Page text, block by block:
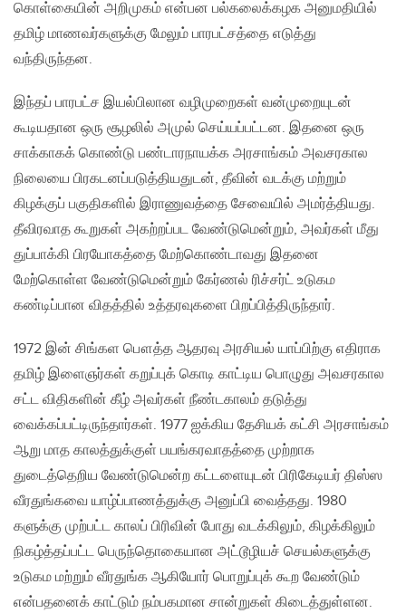
கொள்கையின் அறிமுகம் என்பன பல்கலைக்கழக அனுமதியில்
தமிழ் மாணவர்களுக்கு மேலும் பாரபட்சத்தை எடுத்து
வந்திருந்தன.
இந்தப் பாரபட்ச இயல்பிலான வழிமுறைகள் வன்முறையுடன்
கூடியதான ஒரு சூழலில் அமுல் செய்யப்பட்டன. இதனை ஒரு
சாக்காகக் கொண்டு பண்டாரநாயக்க அரசாங்கம் அவசரகால
நிலையை பிரகடனப்படுத்தியதுடன், தீவின் வடக்கு மற்றும்
கிழக்குப் பகுதிகளில் இராணுவத்தை சேவையில் அமர்த்தியது.
தீவிரவாத கூறுகள் அகற்றப்பட வேண்டுமென்றும், அவர்கள் மீது
துப்பாக்கி பிரயோகத்தை மேற்கொண்டாவது இதனை
மேற்கொள்ள வேண்டுமென்றும் கேர்ணல் ரிச்சர்ட் உடுகம
கண்டிப்பான விதத்தில் உத்தரவுகளை பிறப்பித்திருந்தார்.
1972 இன் சிங்கள பௌத்த ஆதரவு அரசியல் யாப்பிற்கு எதிராக
தமிழ் இளைஞர்கள் கறுப்புக் கொடி காட்டிய பொழுது அவசரகால
சட்ட விதிகளின் கீழ் அவர்கள் நீண்டகாலம் தடுத்து
வைக்கப்பட்டிருந்தார்கள். 1977 ஐக்கிய தேசியக் கட்சி அரசாங்கம்
ஆறு மாத காலத்துக்குள் பயங்கரவாதத்தை முற்றாக
துடைத்தெறிய வேண்டுமென்ற கட்டளையுடன் பிரிகேடியர் திஸ்ஸ
வீரதுங்கவை யாழ்ப்பாணத்துக்கு அனுப்பி வைத்தது. 1980
களுக்கு முற்பட்ட காலப் பிரிவின் போது வடக்கிலும், கிழக்கிலும்
நிகழ்த்தப்பட்ட பெருந்தொகையான அட்டூழியச் செயல்களுக்கு
உடுகம மற்றும் வீரதுங்க ஆகியோர் பொறுப்புக் கூற வேண்டும்
என்பதனைக் காட்டும் நம்பகமான சான்றுகள் கிடைத்துள்ளன.